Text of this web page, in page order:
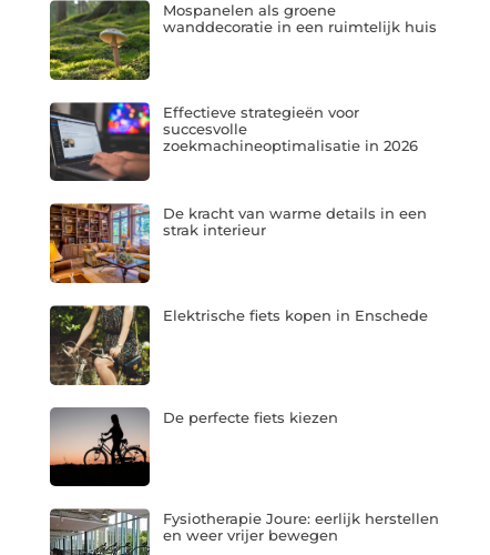
Mospanelen als groene
wanddecoratie in een ruimtelijk huis
Effectieve strategieën voor
succesvolle
zoekmachineoptimalisatie in 2026
De kracht van warme details in een
strak interieur
Elektrische fiets kopen in Enschede
De perfecte fiets kiezen
Fysiotherapie Joure: eerlijk herstellen
en weer vrijer bewegen